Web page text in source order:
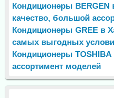
Кондиционеры BERGEN
качество, большой
Кондиционеры GREE в
самых выгодных
Кондиционеры
ассортимент моделей